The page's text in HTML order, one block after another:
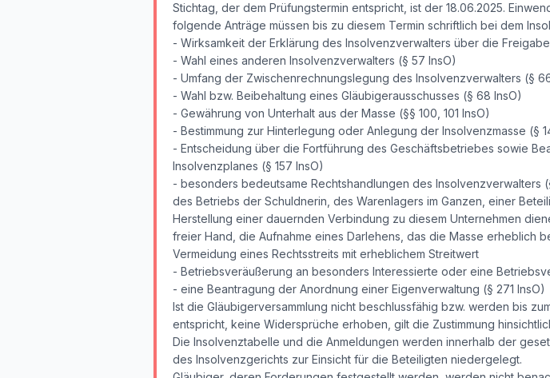
Stichtag, der dem Prüfungstermin entspricht, ist der 18.06.2025.
folgende Anträge müssen bis zu diesem Termin schriftlich bei dem
- Wirksamkeit der Erklärung des Insolvenzverwalters über die
- Wahl eines anderen Insolvenzverwalters (§ 57 InsO)
- Umfang der Zwischenrechnungslegung des Insolvenzverwalters (§
- Wahl bzw. Beibehaltung eines Gläubigerausschusses (§ 68 InsO)
- Gewährung von Unterhalt aus der Masse (§§ 100, 101 InsO)
- Bestimmung zur Hinterlegung oder Anlegung der Insolvenzmasse (§
- Entscheidung über die Fortführung des Geschäftsbetriebes sowie
Insolvenzplanes (§ 157 InsO)
- besonders bedeutsame Rechtshandlungen des Insolvenzverwalters
des Betriebs der Schuldnerin, des Warenlagers im Ganzen, einer
Herstellung einer dauernden Verbindung zu diesem Unternehmen
freier Hand, die Aufnahme eines Darlehens, das die Masse erheblich
Vermeidung eines Rechtsstreits mit erheblichem Streitwert
- Betriebsveräußerung an besonders Interessierte oder eine
- eine Beantragung der Anordnung einer Eigenverwaltung (§ 271 InsO)
Ist die Gläubigerversammlung nicht beschlussfähig bzw. werden bis
entspricht, keine Widersprüche erhoben, gilt die Zustimmung
Die Insolvenztabelle und die Anmeldungen werden innerhalb der
des Insolvenzgerichts zur Einsicht für die Beteiligten niedergelegt.